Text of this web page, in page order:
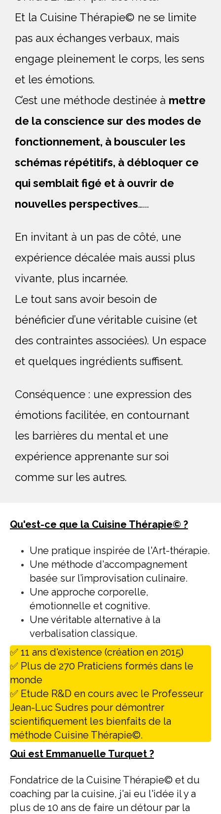
Et la Cuisine Thérapie© ne se limite
pas aux échanges verbaux, mais
engage pleinement le corps, les sens
et les émotions.
C’est une méthode destinée à mettre
de la conscience sur des modes de
fonctionnement, à bousculer les
schémas répétitifs, à débloquer ce
qui semblait figé et à ouvrir de
nouvelles perspectives…...
En invitant à un pas de côté, une
expérience décalée mais aussi plus
vivante, plus incarnée.
Le tout sans avoir besoin de
bénéficier d’une véritable cuisine (et
des contraintes associées). Un espace
et quelques ingrédients suffisent.
Conséquence : une expression des
émotions facilitée, en contournant
les barrières du mental et une
expérience apprenante sur soi
comme sur les autres.
Qu'est-ce que la Cuisine Thérapie© ?
Une pratique inspirée de l'Art-thérapie.
Une méthode d'accompagnement
basée sur l’improvisation culinaire.
Une approche corporelle,
émotionnelle et cognitive.
Une véritable alternative à la
verbalisation classique.
✅ 11 ans d'existence (création en 2015)
✅ Plus de 270 Praticiens formés dans le
monde
✅ Etude R&D en cours avec le Professeur
Jean-Luc Sudres pour démontrer
scientifiquement les bienfaits de la
méthode Cuisine Thérapie©.
Qui est Emmanuelle Turquet ?
Fondatrice de la Cuisine Thérapie© et du
coaching par la cuisine, j'ai eu l'idée il y a
plus de 10 ans de faire un détour par la